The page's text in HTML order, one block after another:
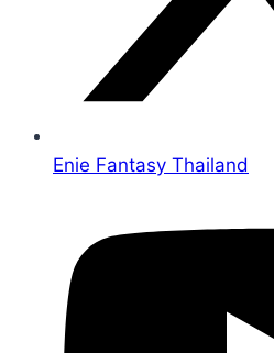
Enie Fantasy Thailand